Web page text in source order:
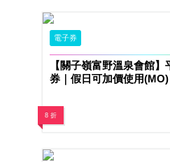
電子券
【關子嶺富野溫泉會館
券｜假日可加價使用(MO)
8 折